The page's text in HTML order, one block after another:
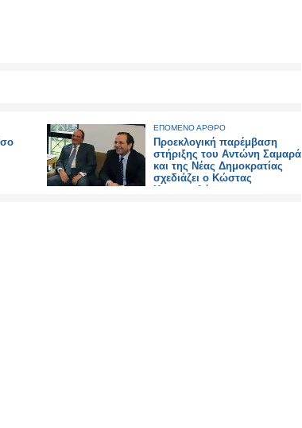
ΕΠΟΜΕΝΟ ΑΡΘΡΟ
Προεκλογική παρέμβαση
στήριξης του Αντώνη Σαμαρά
και της Νέας Δημοκρατίας
σχεδιάζει ο Κώστας
Καραμανλής